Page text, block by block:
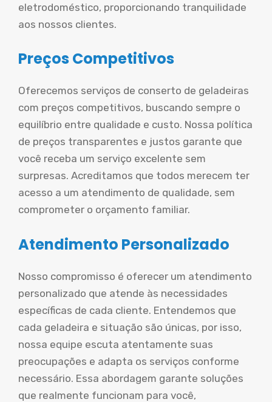
eletrodoméstico, proporcionando tranquilidade
aos nossos clientes.
Preços Competitivos
Oferecemos serviços de conserto de geladeiras
com preços competitivos, buscando sempre o
equilíbrio entre qualidade e custo. Nossa política
de preços transparentes e justos garante que
você receba um serviço excelente sem
surpresas. Acreditamos que todos merecem ter
acesso a um atendimento de qualidade, sem
comprometer o orçamento familiar.
Atendimento Personalizado
Nosso compromisso é oferecer um atendimento
personalizado que atende às necessidades
específicas de cada cliente. Entendemos que
cada geladeira e situação são únicas, por isso,
nossa equipe escuta atentamente suas
preocupações e adapta os serviços conforme
necessário. Essa abordagem garante soluções
que realmente funcionam para você,